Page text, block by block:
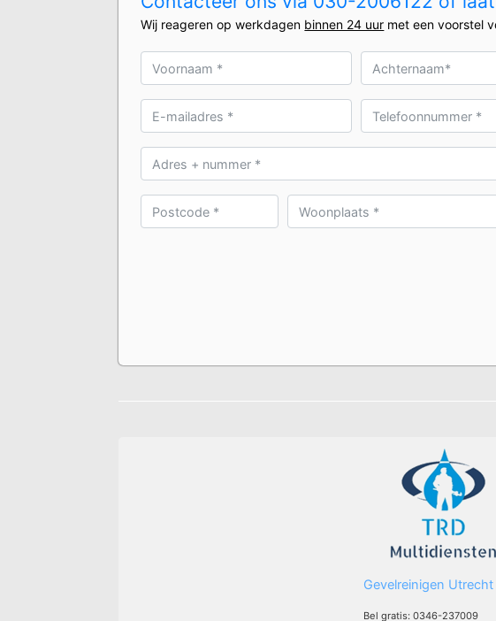
Wij reageren op werkdagen binnen 24 uur met een voorstel
Gevelreinigen Utrecht
Bel gratis: 0346-237009